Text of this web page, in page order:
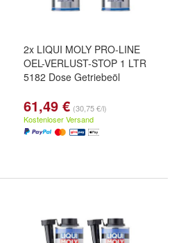
2x LIQUI MOLY PRO-LINE
OEL-VERLUST-STOP 1 LTR
5182 Dose Getriebeöl
61,49 € (30,75 €/l)
Kostenloser Versand